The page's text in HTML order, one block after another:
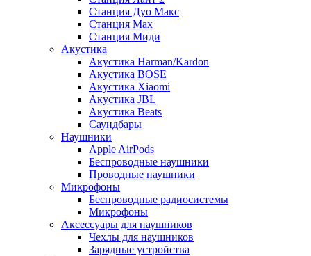
Станция Дуо Макс
Станция Max
Станция Миди
Акустика
Акустика Harman/Kardon
Акустика BOSE
Акустика Xiaomi
Акустика JBL
Акустика Beats
Саундбары
Наушники
Apple AirPods
Беспроводные наушники
Проводные наушники
Микрофоны
Беспроводные радиосистемы
Микрофоны
Аксессуары для наушников
Чехлы для наушников
Зарядные устройства